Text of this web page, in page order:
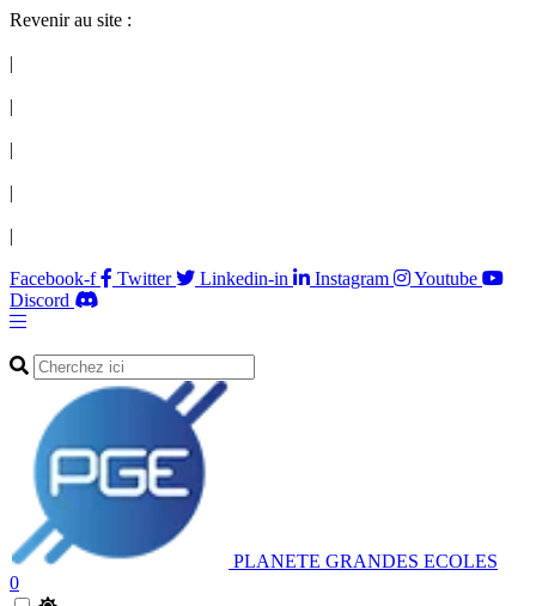
Revenir au site :
|
|
|
|
|
Facebook-f Twitter Linkedin-in Instagram
Youtube
Discord
PLANETE GRANDES ECOLES
0